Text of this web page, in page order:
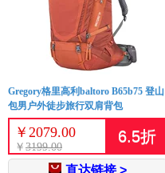
Gregory格里高利baltoro B65b75 登山
包男户外徒步旅行双肩背包
￥ 2079.00
￥ 3199.00
6.5折
直达链接 >